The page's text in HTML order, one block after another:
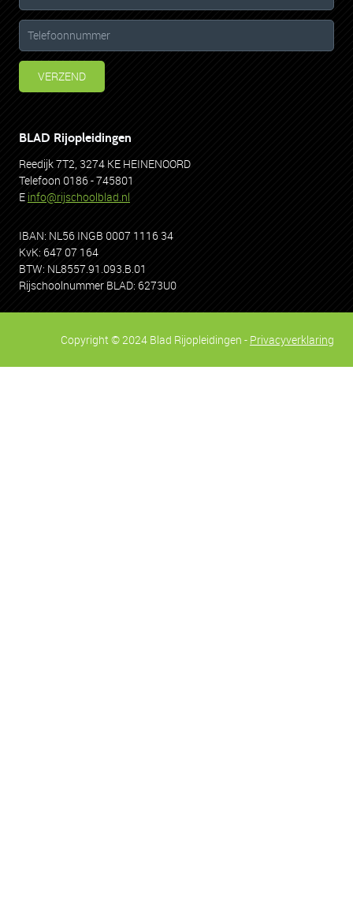
VERZEND
BLAD Rijopleidingen
Reedijk 7T2, 3274 KE HEINENOORD
Telefoon 0186 - 745801
E info@rijschoolblad.nl
IBAN: NL56 INGB 0007 1116 34
KvK: 647 07 164
BTW: NL8557.91.093.B.01
Rijschoolnummer BLAD: 6273U0
Copyright © 2024 Blad Rijopleidingen - Privacyverklaring